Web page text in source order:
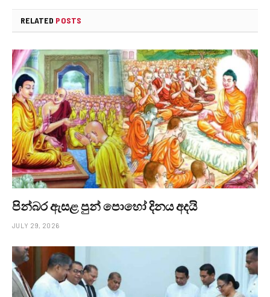
RELATED POSTS
පින්බර ඇසළ පුන් පොහෝ දිනය අදයි
JULY 29, 2026